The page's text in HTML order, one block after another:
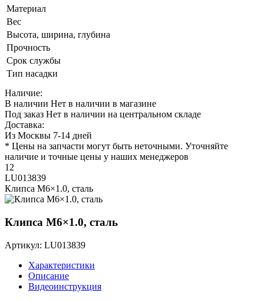
Материал
Вес
Высота, ширина, глубина
Прочность
Срок службы
Тип насадки
Наличие:
В наличии Нет в наличии в магазине
Под заказ Нет в наличии на центральном складе
Доставка:
Из Москвы 7-14 дней
* Цены на запчасти могут быть неточными. Уточняйте
наличие и точные цены у наших менеджеров
12
LU013839
Клипса M6×1.0, сталь
Клипса M6×1.0, сталь
Артикул: LU013839
Характеристики
Описание
Видеоинструкция